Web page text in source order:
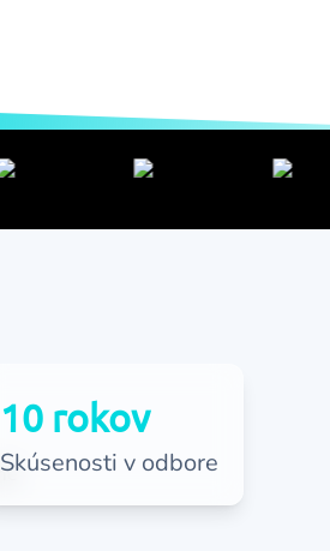
10 rokov
Skúsenosti v odbore